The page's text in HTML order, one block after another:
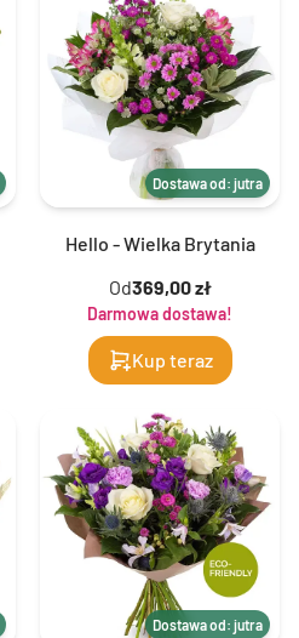
Dostawa od: jutra
Hello - Wielka Brytania
Od369,00 zł
Darmowa dostawa!
Kup teraz
Dostawa od: jutra